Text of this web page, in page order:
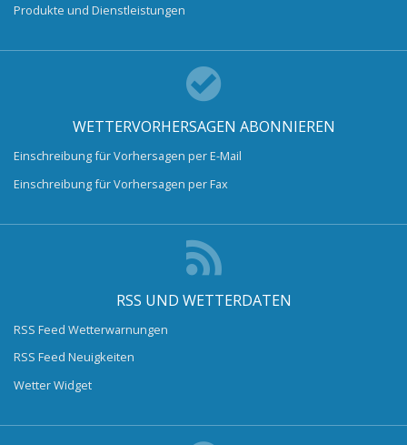
Produkte und Dienstleistungen
WETTERVORHERSAGEN ABONNIEREN
Einschreibung für Vorhersagen per E-Mail
Einschreibung für Vorhersagen per Fax
RSS UND WETTERDATEN
RSS Feed Wetterwarnungen
RSS Feed Neuigkeiten
Wetter Widget